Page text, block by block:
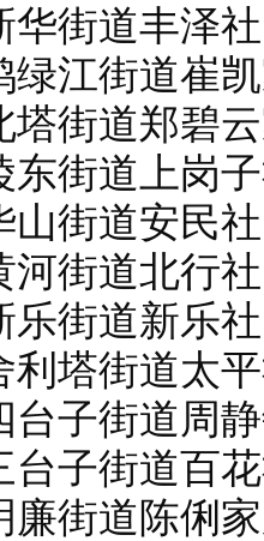
华街道丰泽
绿江街道崔
塔街道郑碧
东街道上岗
山街道安民
河街道北行
乐街道新乐
利塔街道太
台子街道周
台子街道百
廉街道陈俐